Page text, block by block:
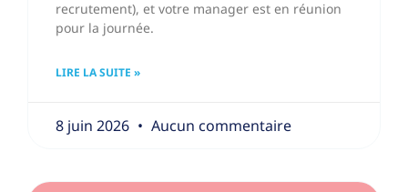
recrutement), et votre manager est en réunion
pour la journée.
LIRE LA SUITE »
8 juin 2026 Aucun commentaire